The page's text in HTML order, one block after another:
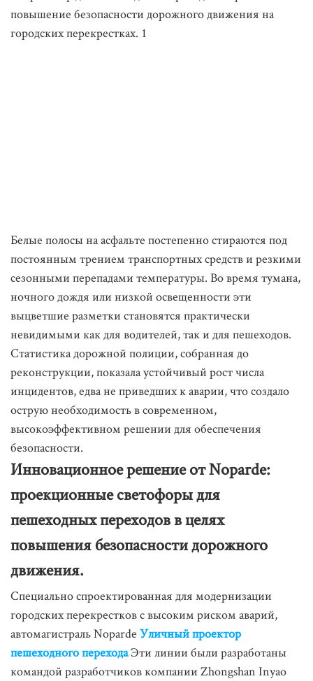
Белые полосы на асфальте постепенно стираются под
постоянным трением транспортных средств и резкими
сезонными перепадами температуры. Во время тумана,
ночного дождя или низкой освещенности эти
выцветшие разметки становятся практически
невидимыми как для водителей, так и для пешеходов.
Статистика дорожной полиции, собранная до
реконструкции, показала устойчивый рост числа
инцидентов, едва не приведших к аварии, что создало
острую необходимость в современном,
высокоэффективном решении для обеспечения
безопасности.
Инновационное решение от Noparde:
проекционные светофоры для
пешеходных переходов в целях
повышения безопасности дорожного
движения.
Специально спроектированная для модернизации
городских перекрестков с высоким риском аварий,
автомагистраль Noparde Уличный проектор
пешеходного переходаЭти линии были разработаны
командой разработчиков компании Zhongshan Inyao